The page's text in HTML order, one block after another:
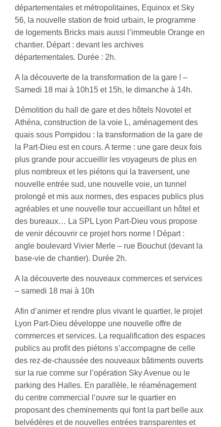
départementales et métropolitaines, Equinox et Sky
56, la nouvelle station de froid urbain, le programme
de logements Bricks mais aussi l’immeuble Orange en
chantier. Départ : devant les archives
départementales. Durée : 2h.
A la découverte de la transformation de la gare ! –
Samedi 18 mai à 10h15 et 15h, le dimanche à 14h.
Démolition du hall de gare et des hôtels Novotel et
Athéna, construction de la voie L, aménagement des
quais sous Pompidou : la transformation de la gare de
la Part-Dieu est en cours. A terme : une gare deux fois
plus grande pour accueillir les voyageurs de plus en
plus nombreux et les piétons qui la traversent, une
nouvelle entrée sud, une nouvelle voie, un tunnel
prolongé et mis aux normes, des espaces publics plus
agréables et une nouvelle tour accueillant un hôtel et
des bureaux… La SPL Lyon Part-Dieu vous propose
de venir découvrir ce projet hors norme ! Départ :
angle boulevard Vivier Merle – rue Bouchut (devant la
base-vie de chantier). Durée 2h.
A la découverte des nouveaux commerces et services
– samedi 18 mai à 10h
Afin d’animer et rendre plus vivant le quartier, le projet
Lyon Part-Dieu développe une nouvelle offre de
commerces et services. La requalification des espaces
publics au profit des piétons s’accompagne de celle
des rez-de-chaussée des nouveaux bâtiments ouverts
sur la rue comme sur l’opération Sky Avenue ou le
parking des Halles. En parallèle, le réaménagement
du centre commercial l’ouvre sur le quartier en
proposant des cheminements qui font la part belle aux
belvédères et de nouvelles entrées transparentes et